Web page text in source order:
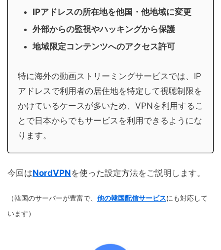
IPアドレスの所在地を他国・他地域に変更
外部からの監視やハッキングから保護
地域限定コンテンツへのアクセス許可
特に海外の動画ストリーミングサービスでは、IP
アドレスで利用者の居住地を特定して視聴制限を
かけているケースが多いため、VPNを利用するこ
とで日本からでもサービスを利用できるようにな
ります。
今回はNordVPNを使った設定方法をご説明します。
（韓国のサーバーが豊富で、 他の韓国配信サービスにも対応して
います）